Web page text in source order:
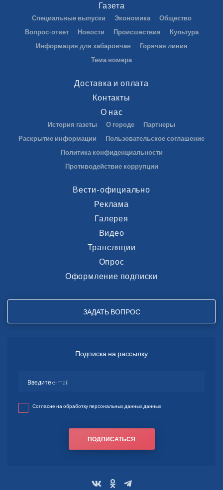
Газета
Специальные выпуски Экономика
Общество
Вопрос-ответ
Новости Происшествия
Культура
Информация для хабаровчан
Горячая линия
Тема номера
Доставка и оплата
Контакты
О нас
История газеты О городе
Партнеры
Раскрытие информации
Пользовательское соглашение
Политика конфиденциальности
Противодействие коррупции
Вести-официально
Реклама
Галерея
Видео
Трансляции
Опрос
Оформление подписки
ЗАДАТЬ ВОПРОС
Подписка на рассылку
Согласие на обработку персональных данных данных
ПОДПИСАТЬСЯ